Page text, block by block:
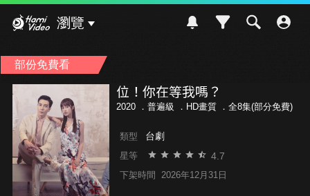
瀏覽
部份免費看
位！你在等我嗎？
2020 ． 普遍級 ．HD畫質 ．全8集(部分免費)
類型 台劇
星等 4.7
下架時間 2026年12月31日